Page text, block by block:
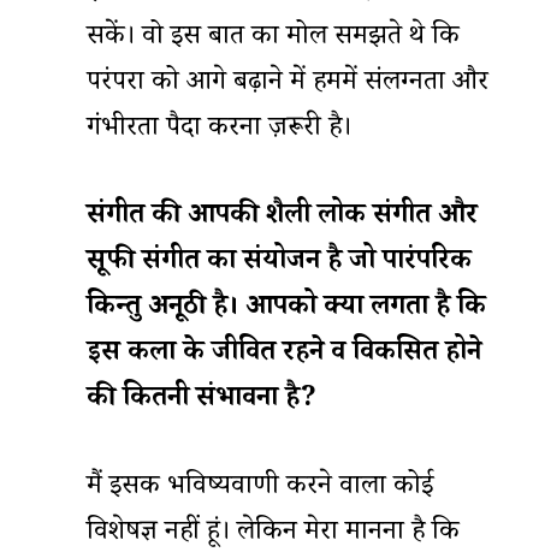
सकें। वो इस बात का मोल समझते थे कि
परंपरा को आगे बढ़ाने में हममें संलग्नता और
गंभीरता पैदा करना ज़रूरी है।
संगीतकीआपकीशैलीलोकसंगीतऔर
सूफीसंगीतकासंयोजनहैजोपारंपरिक
किन्तुअनूठीहै। आपकोक्यालगताहैकि
इसकलाकेजीवितरहनेवविकसितहोने
कीकितनीसंभावनाहै?
मैं इसकी भविष्यवाणी करने वाला कोई
विशेषज्ञ नहीं हूं। लेकिन मेरा मानना है कि